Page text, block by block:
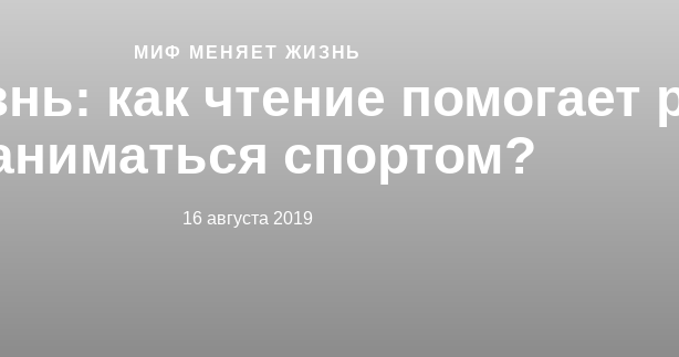
МИФ МЕНЯЕТ ЖИЗНЬ
как чтение помогает
спортом?
16 августа 2019